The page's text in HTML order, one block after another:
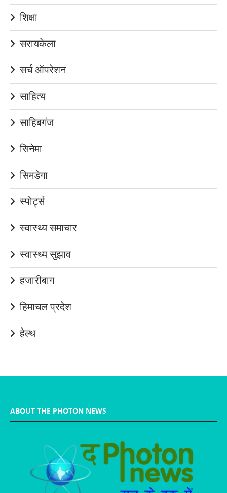
शिक्षा
सरायकेला
सर्च ऑपरेशन
साहित्य
साहिबगंज
सिनेमा
सिमडेगा
स्पोर्ट्स
स्वास्थ्य समाचार
स्वास्थ्य सुझाव
हजारीबाग
हिमाचल प्रदेश
हेल्थ
ABOUT THE PHOTON NEWS